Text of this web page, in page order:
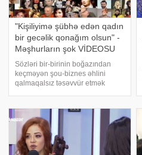
"Kişiliyimə şübhə edən qadın
bir gecəlik qonağım olsun" -
Məşhurların şok VİDEOSU
Sözləri bir-birinin boğazından
keçməyən şou-biznes əhlini
qalmaqalsız təsəvvür etmək
məhkəməyə qədər gedib çıxır. -a
istinadən Azərbaycanın məşhur
sənətçilərini